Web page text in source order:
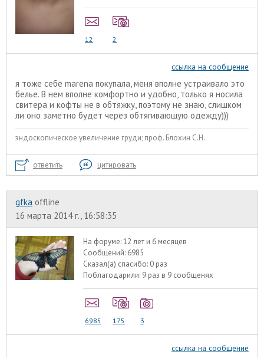
12 2
ссылка на сообщение
я тоже себе marena покупала, меня вполне устраивало это
белье. В нем вполне комфортно и удобно, только я носила
свитера и кофты не в обтяжку, поэтому не знаю, слишком
ли оно заметно будет через обтягивающую одежду)))
эндоскопическое увеличение груди; проф. Блохин С.Н.
ответить цитировать
gfka offline
16 марта 2014 г., 16:58:35
На форуме:12 лет и 6 месяцев
Сообщений: 6985
Сказал(а) спасибо: 0 раз
Поблагодарили: 9 раз в 9 сообщенях
6985 175 3
ссылка на сообщение